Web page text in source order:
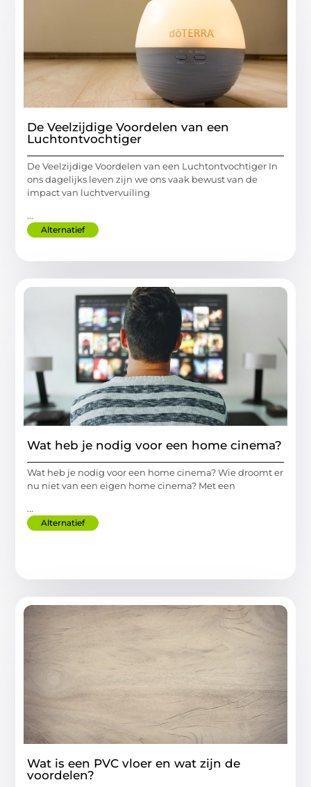
De Veelzijdige Voordelen van een
Luchtontvochtiger
De Veelzijdige Voordelen van een Luchtontvochtiger In
ons dagelijks leven zijn we ons vaak bewust van de
impact van luchtvervuiling
...
Alternatief
Wat heb je nodig voor een home cinema?
Wat heb je nodig voor een home cinema? Wie droomt er
nu niet van een eigen home cinema? Met een
...
Alternatief
Wat is een PVC vloer en wat zijn de
voordelen?